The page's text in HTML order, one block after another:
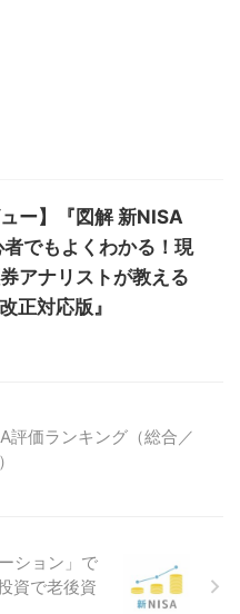
ュー】『図解 新NISA
でもよくわかる！現
アナリストが教える
正対応版』
評価ランキング（総合／
ション」で
資で老後資